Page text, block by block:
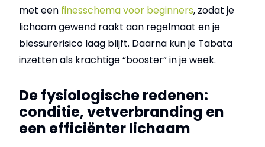
met een finesschema voor beginners, zodat je
lichaam gewend raakt aan regelmaat en je
blessurerisico laag blijft. Daarna kun je Tabata
inzetten als krachtige “booster” in je week.
De fysiologische redenen:
conditie, vetverbranding en
een efficiënter lichaam